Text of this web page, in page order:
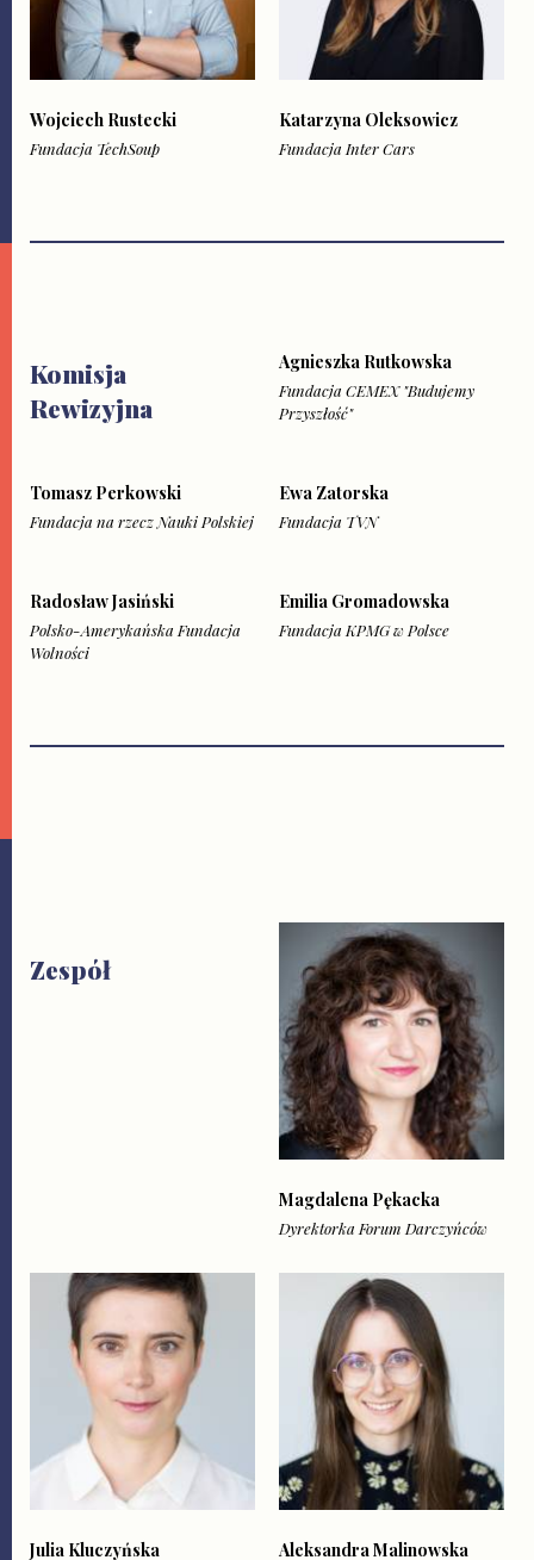
Wojciech Rustecki
Fundacja TechSoup
Katarzyna Oleksowicz
Fundacja Inter Cars
Komisja
Rewizyjna
Agnieszka Rutkowska
Fundacja CEMEX "Budujemy
Przyszłość"
Tomasz Perkowski
Fundacja na rzecz Nauki Polskiej
Ewa Zatorska
Fundacja TVN
Radosław Jasiński
Polsko-Amerykańska Fundacja
Wolności
Emilia Gromadowska
Fundacja KPMG w Polsce
Zespół
Magdalena Pękacka
Dyrektorka Forum Darczyńców
Julia Kluczyńska Aleksandra Malinowska